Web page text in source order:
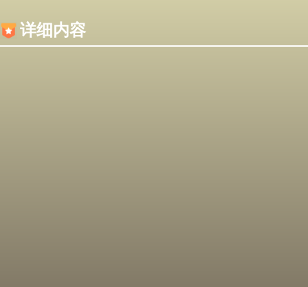
详细内容